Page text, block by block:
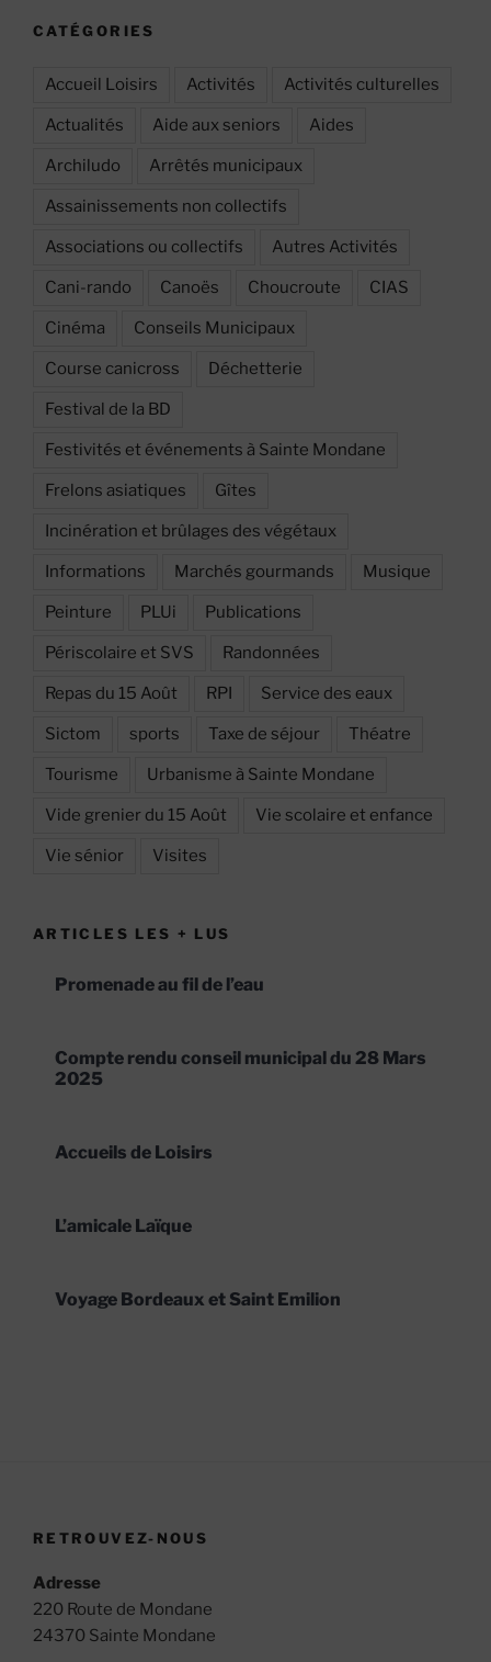
CATÉGORIES
Accueil Loisirs Activités Activités culturelles
Actualités Aide aux seniors Aides
Archiludo Arrêtés municipaux
Assainissements non collectifs
Associations ou collectifs Autres Activités
Cani-rando Canoës Choucroute CIAS
Cinéma Conseils Municipaux
Course canicross Déchetterie
Festival de la BD
Festivités et événements à Sainte Mondane
Frelons asiatiques Gîtes
Incinération et brûlages des végétaux
Informations Marchés gourmands Musique
Peinture PLUi Publications
Périscolaire et SVS Randonnées
Repas du 15 Août RPI Service des eaux
Sictom sports Taxe de séjour Théatre
Tourisme Urbanisme à Sainte Mondane
Vide grenier du 15 Août Vie scolaire et enfance
Vie sénior Visites
ARTICLES LES + LUS
Promenade au fil de l’eau
Compte rendu conseil municipal du 28 Mars
2025
Accueils de Loisirs
L’amicale Laïque
Voyage Bordeaux et Saint Emilion
RETROUVEZ-NOUS
Adresse
220 Route de Mondane
24370 Sainte Mondane